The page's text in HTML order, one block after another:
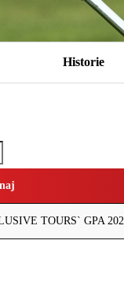
Historie
TOURS` GPA